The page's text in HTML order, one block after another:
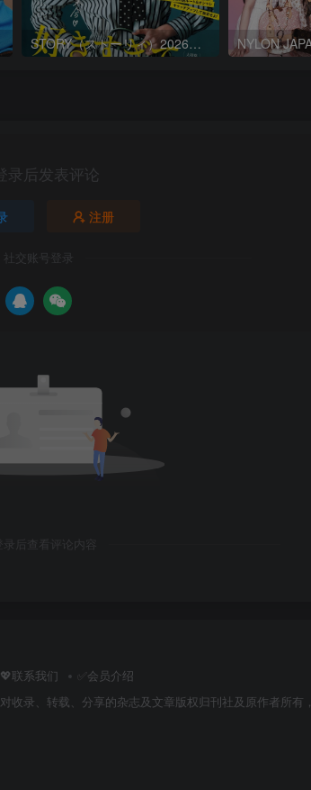
STORY（ストーリィ）2026年8月号
录后发表评论
注册
社交账号登录
录后查看评论内容
💖联系我们
✅会员介绍
收录、转载、分享的杂志及文章版权归刊社及原作者所有，